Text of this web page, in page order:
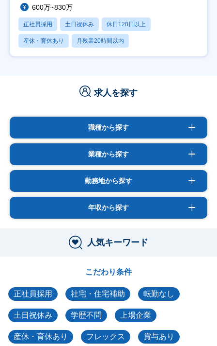
600万~830万
正社員採用 土日祝休み 休日120日以上
産休・育休あり 月残業20時間以内
求人を探す
職種から探す
業種から探す
勤務地から探す
年収から探す
人気キーワード
こだわり条件
正社員採用 社宅・住宅補助 転勤なし
土日祝休み 学歴不問 上場企業
産休・育休あり フレックス 賞与あり